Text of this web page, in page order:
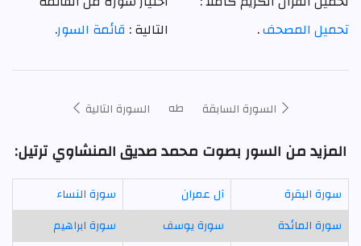
تحميل المصحف.
التالية : قائمة السور.
السورة السابقة طه السورة التالية
المزيد من السور بصوت محمد صديق المنشاوي ترتيل:
سورة البقرة آل عمران
سورة النساء
سورة المائدة
سورة يوسف
سورة ابراهيم